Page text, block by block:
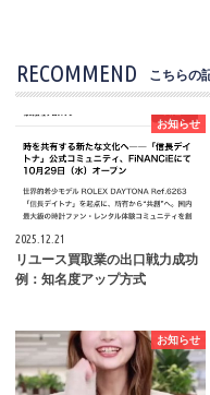
RECOMMEND こちらの
お知らせ
2025.12.21
リユース買取業の出口戦力成功
例：知名度アップ方式
お知らせ